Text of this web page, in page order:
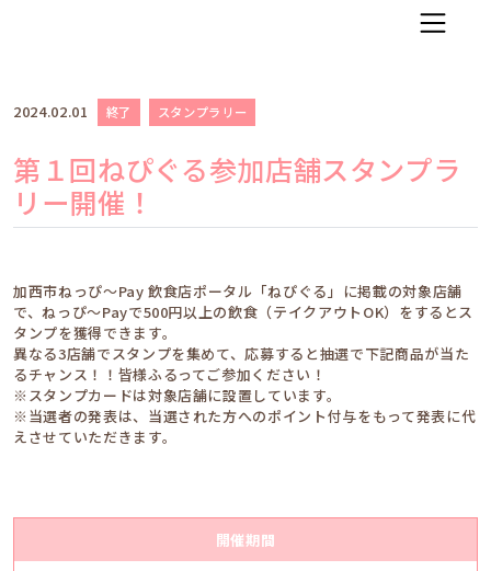
2024.02.01 終了 スタンプラリー
第１回ねぴぐる参加店舗スタンプラ
リー開催！
加西市ねっぴ～Pay 飲食店ポータル「ねぴぐる」に掲載の対象店舗
で、ねっぴ〜Payで500円以上の飲食（テイクアウトOK）をするとス
タンプを獲得できます。
異なる3店舗でスタンプを集めて、応募すると抽選で下記商品が当た
るチャンス！！皆様ふるってご参加ください！
※スタンプカードは対象店舗に設置しています。
※当選者の発表は、当選された方へのポイント付与をもって発表に代
えさせていただきます。
開催期間